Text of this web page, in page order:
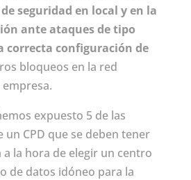
seguridad en local y en la
ante ataques de tipo
correcta configuración de
bloqueos en la red
expuesto 5 de las
un CPD que se deben tener
la hora de elegir un centro
de datos idóneo para la